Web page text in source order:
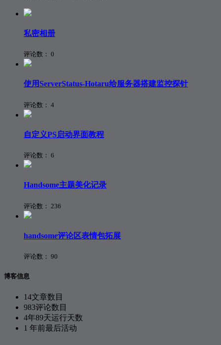
私密相册
评论数： 0
使用ServerStatus-Hotaru给服务器搭建监控探针
评论数： 4
自定义PS启动界面教程
评论数： 6
Handsome主题美化记录
评论数： 236
handsome评论区表情包拓展
评论数： 90
博客信息
14文章数目
983评论数目
4年89天运行天数
1 年前最后活动